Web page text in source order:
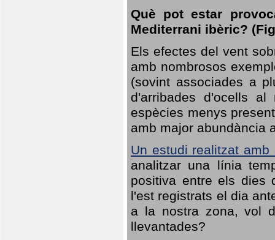
Què pot estar
Mediterrani ibèric?
Els efectes del vent
amb nombrosos
(sovint associades a
d'arribades d'ocells
espècies menys
amb major abundància
Un estudi realitzat amb
analitzar una línia
positiva entre els dies
l'est registrats el dia
a la nostra zona, vol
llevantades?